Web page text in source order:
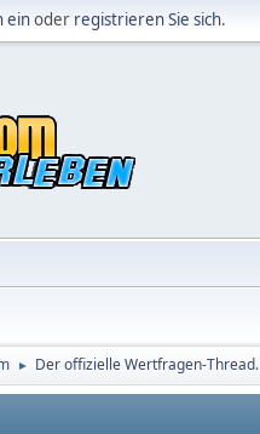
einoder registrieren Sie sich.
► Der offizielle Wertfragen-Thread.